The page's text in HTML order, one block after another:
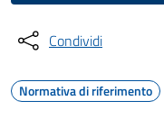
Condividi
Normativa di riferimento